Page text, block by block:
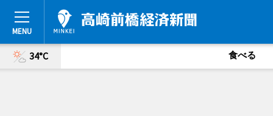
34°C 食べる